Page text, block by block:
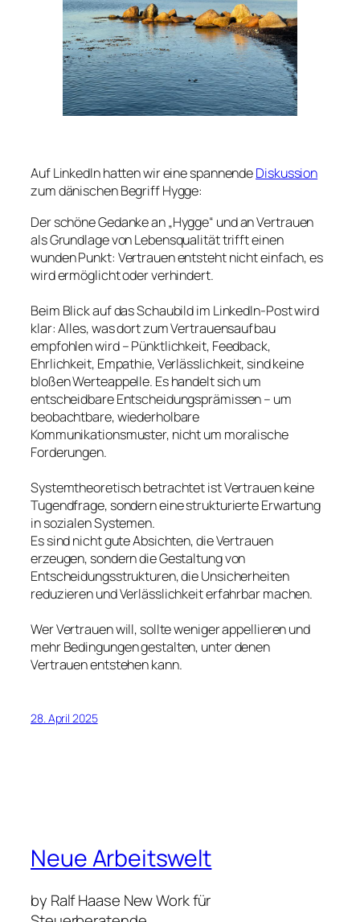
Auf LinkedIn hatten wir eine spannendeDiskussion
zum dänischen Begriff Hygge:
Der schöne Gedanke an „Hygge“ und an Vertrauen
als Grundlage von Lebensqualität trifft einen
wunden Punkt: Vertrauen entsteht nicht einfach, es
wird ermöglicht oder verhindert.
Beim Blick auf das Schaubild im LinkedIn-Post wird
klar: Alles, was dort zum Vertrauensaufbau
empfohlen wird – Pünktlichkeit, Feedback,
Ehrlichkeit, Empathie, Verlässlichkeit, sind keine
bloßen Werteappelle. Es handelt sich um
entscheidbare Entscheidungsprämissen – um
beobachtbare, wiederholbare
Kommunikationsmuster, nicht um moralische
Forderungen.
Systemtheoretisch betrachtet ist Vertrauen keine
Tugendfrage, sondern eine strukturierte Erwartung
in sozialen Systemen.
Es sind nicht gute Absichten, die Vertrauen
erzeugen, sondern die Gestaltung von
Entscheidungsstrukturen, die Unsicherheiten
reduzieren und Verlässlichkeit erfahrbar machen.
Wer Vertrauen will, sollte weniger appellieren und
mehr Bedingungen gestalten, unter denen
Vertrauen entstehen kann.
28. April 2025
Neue Arbeitswelt
by Ralf Haase New Work für